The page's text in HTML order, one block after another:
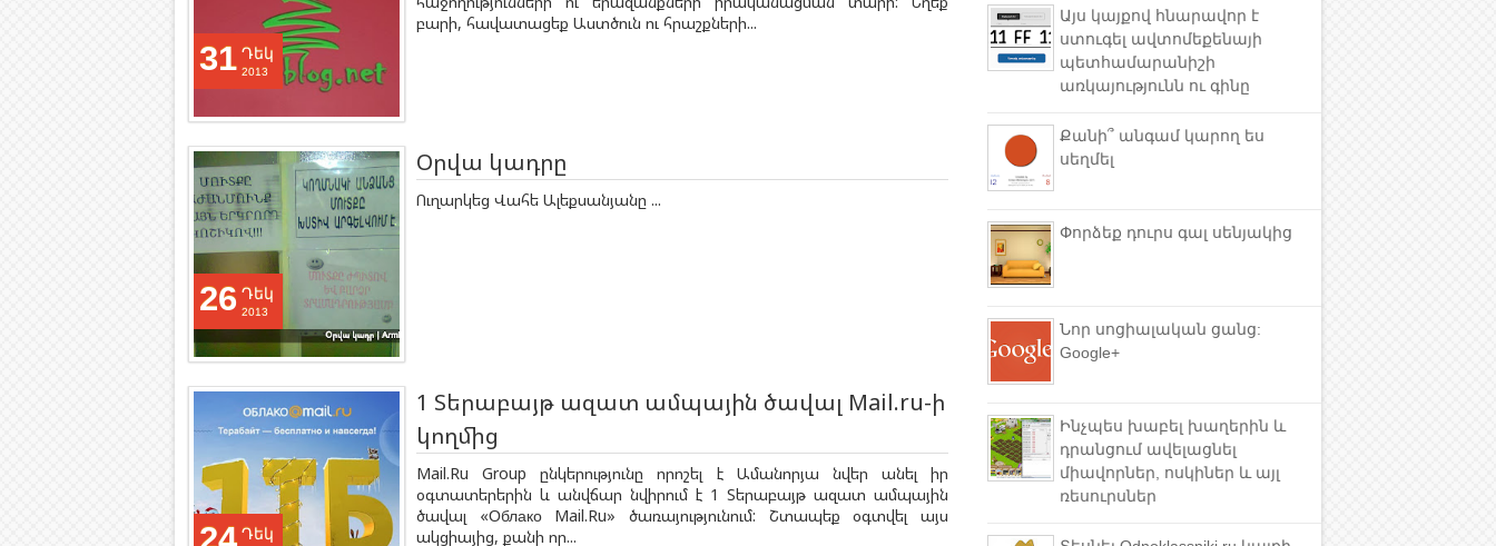
31 Դեկ
2013
բարի, հավատացեք Աստծուն ու հրաշքների...
26 Դեկ
2013
Օրվա կադրը
Ուղարկեց Վահե Ալեքսանյանը ...
Դեկ
1 Տերաբայթ ազատ ամպային ծավալ Mail.ru-ի
կողմից
Mail.Ru Group ընկերությունը որոշել է Ամանորյա նվեր անել իր
օգտատերերին և անվճար նվիրում է 1 Տերաբայթ ազատ ամպային
ծավալ «Облако Mail.Ru» ծառայությունում: Շտապեք օգտվել այս
ակցիայից, քանի որ...
Այս կայքով հնարավոր է
ստուգել ավտոմեքենայի
պետհամարանիշի
առկայությունն ու գինը
Քանի՞ անգամ կարող ես
սեղմել
Փորձեք դուրս գալ սենյակից
Նոր սոցիալական ցանց:
Google+
Ինչպես խաբել խաղերին և
դրանցում ավելացնել
միավորներ, ոսկիներ և այլ
ռեսուրսներ